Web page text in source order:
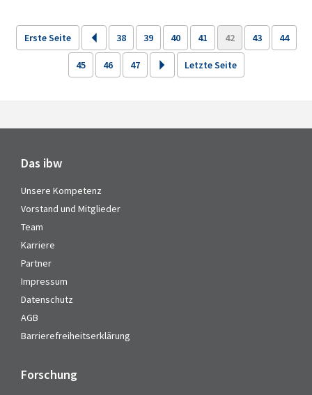
Erste Seite 38 39 40 41 42 43 44
45 46 47 Letzte Seite
Das ibw
Unsere Kompetenz
Vorstand und Mitglieder
Team
Karriere
Partner
Impressum
Datenschutz
AGB
Barrierefreiheitserklärung
Forschung